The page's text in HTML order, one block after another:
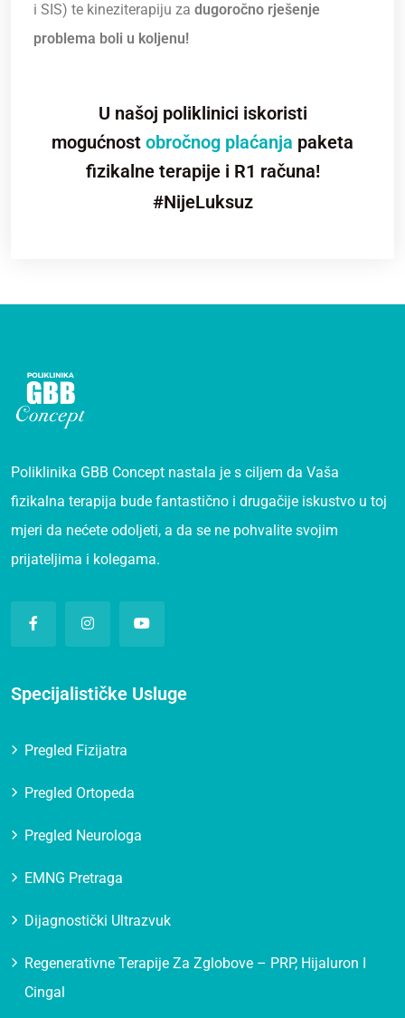
i SIS) te kineziterapiju za dugoročno rješenje
problema boli u koljenu!
U našoj poliklinici iskoristi
mogućnost obročnog plaćanja paketa
fizikalne terapije i R1 računa!
#NijeLuksuz
Poliklinika GBB Concept nastala je s ciljem da Vaša
fizikalna terapija bude fantastično i drugačije iskustvo u toj
mjeri da nećete odoljeti, a da se ne pohvalite svojim
prijateljima i kolegama.
Specijalističke Usluge
Pregled Fizijatra
Pregled Ortopeda
Pregled Neurologa
EMNG Pretraga
Dijagnostički Ultrazvuk
Regenerativne Terapije Za Zglobove – PRP, Hijaluron I
Cingal